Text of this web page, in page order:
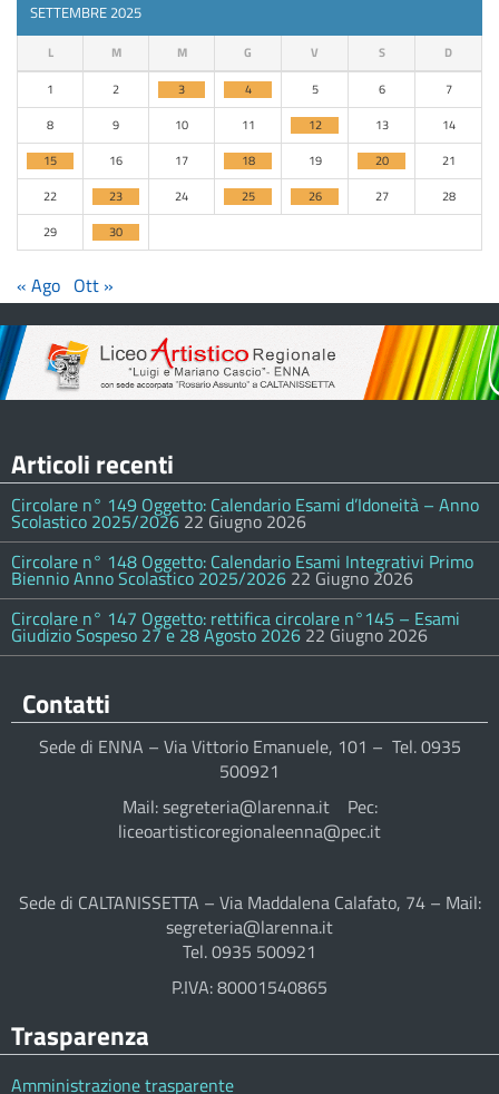
SETTEMBRE 2025
L M M G V S D
1 2 3 4 5 6
7
8
9 10 11 12 13
14
15
16 17 18 19 20
21
22
23 24 25 26 27
28
29
30
« Ago Ott »
Articoli recenti
Circolare n° 149 Oggetto: Calendario Esami d’Idoneità – Anno
Scolastico 2025/2026 22 Giugno 2026
Circolare n° 148 Oggetto: Calendario Esami Integrativi Primo
Biennio Anno Scolastico 2025/2026 22 Giugno 2026
Circolare n° 147 Oggetto: rettifica circolare n°145 – Esami
Giudizio Sospeso 27 e 28 Agosto 2026 22 Giugno 2026
Contatti
Sede di ENNA – Via Vittorio Emanuele, 101 – Tel. 0935
500921
Mail: segreteria@larenna.it Pec:
liceoartisticoregionaleenna@pec.it
Sede di CALTANISSETTA – Via Maddalena Calafato, 74 – Mail:
segreteria@larenna.it
Tel. 0935 500921
P.IVA: 80001540865
Trasparenza
Amministrazione trasparente